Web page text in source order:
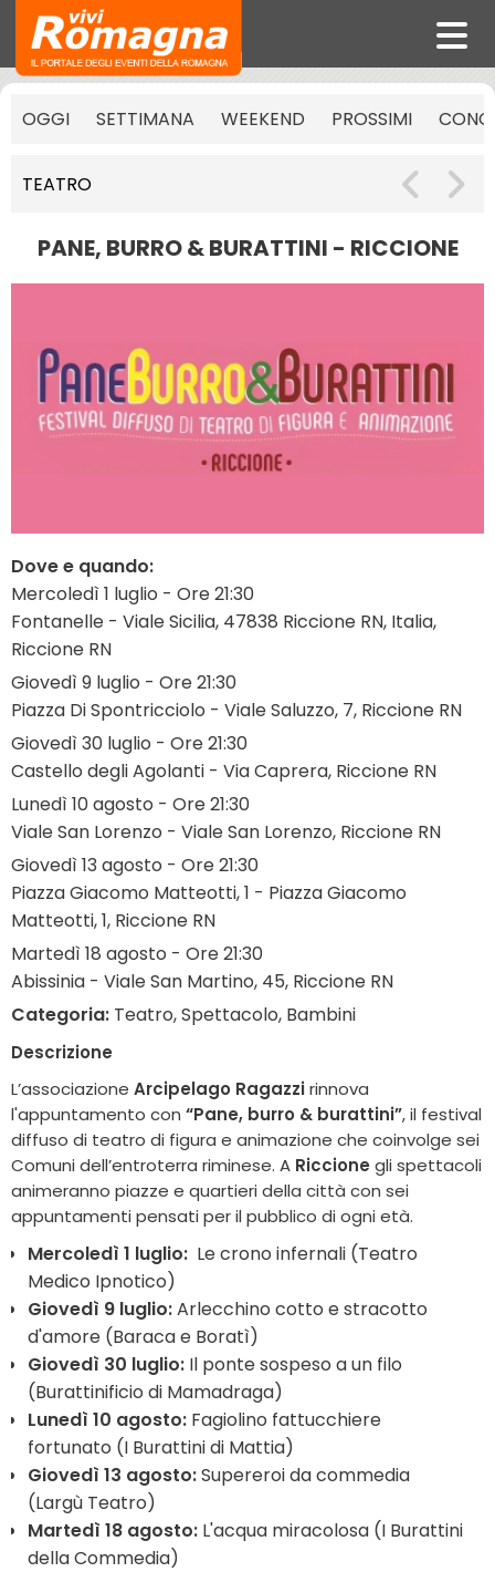
OGGI SETTIMANA WEEKEND PROSSIMI
TEATRO
PANE, BURRO & BURATTINI - RICCIONE
Dove e quando:
Mercoledì 1 luglio - Ore 21:30
Fontanelle - Viale Sicilia, 47838 Riccione RN, Italia,
Riccione RN
Giovedì 9 luglio - Ore 21:30
Piazza Di Spontricciolo - Viale Saluzzo, 7, Riccione RN
Giovedì 30 luglio - Ore 21:30
Castello degli Agolanti - Via Caprera, Riccione RN
Lunedì 10 agosto - Ore 21:30
Viale San Lorenzo - Viale San Lorenzo, Riccione RN
Giovedì 13 agosto - Ore 21:30
Piazza Giacomo Matteotti, 1 - Piazza Giacomo
Matteotti, 1, Riccione RN
Martedì 18 agosto - Ore 21:30
Abissinia - Viale San Martino, 45, Riccione RN
Categoria: Teatro, Spettacolo, Bambini
Descrizione
L’associazione Arcipelago Ragazzirinnova
l'appuntamento con “Pane, burro & burattini”, il festival
diffuso di teatro di figura e animazione che coinvolge sei
Comuni dell’entroterra riminese. A Riccione gli spettacoli
animeranno piazze e quartieri della città con sei
appuntamenti pensati per il pubblico di ogni età.
Mercoledì 1 luglio: Le crono infernali (Teatro
Medico Ipnotico)
Giovedì 9 luglio:Arlecchino cotto e stracotto
d'amore (Baraca e Boratì)
Giovedì 30 luglio: Il ponte sospeso a un filo
(Burattinificio di Mamadraga)
Lunedì 10 agosto: Fagiolino fattucchiere
fortunato (I Burattini di Mattia)
Giovedì 13 agosto:Supereroi da commedia
(Largù Teatro)
Martedì 18 agosto: L'acqua miracolosa (I Burattini
della Commedia)